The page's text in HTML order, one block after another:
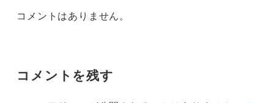
コメントはありません。
コメントを残す